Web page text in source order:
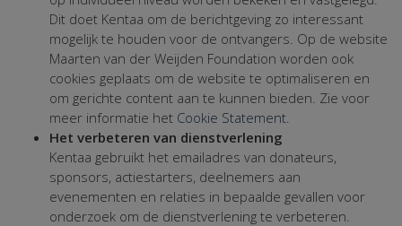
Dit doet Kentaa om de berichtgeving zo interessant
mogelijk te houden voor de ontvangers. Op de website
Maarten van der Weijden Foundation worden ook
cookies geplaats om de website te optimaliseren en
om gerichte content aan te kunnen bieden. Zie voor
meer informatie het Cookie Statement
Het verbeteren van dienstverlening
Kentaa gebruikt het emailadres van donateurs,
sponsors, actiestarters, deelnemers aan
evenementen en relaties in bepaalde gevallen voor
onderzoek om de dienstverlening te verbeteren.